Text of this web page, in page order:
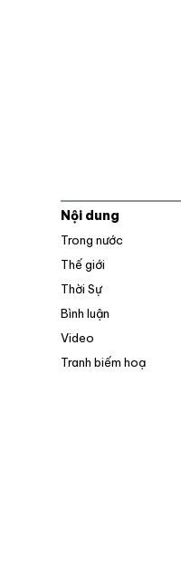
Nội dung
Trong nước
Thế giới
Thời Sự
Bình luận
Video
Tranh biếm hoạ